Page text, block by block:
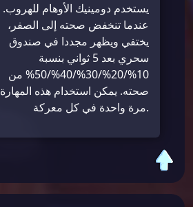
يستخدم دومينيك الأوهام للهروب.
عندما تنخفض صحته إلى الصفر،
يختفي ويظهر مجددا في صندوق
سحري بعد 5 ثواني بنسبة
10%/20%/30%/40%/50% من
صحته. يمكن استخدام هذه المهارة
مرة واحدة في كل معركة.